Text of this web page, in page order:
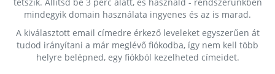
mindegyik domain használata ingyenes és az is marad.
A kiválasztott email címedre érkező leveleket egyszerűen át
tudod irányítani a már meglévő fiókodba, így nem kell több
helyre belépned, egy fiókból kezelheted címeidet.